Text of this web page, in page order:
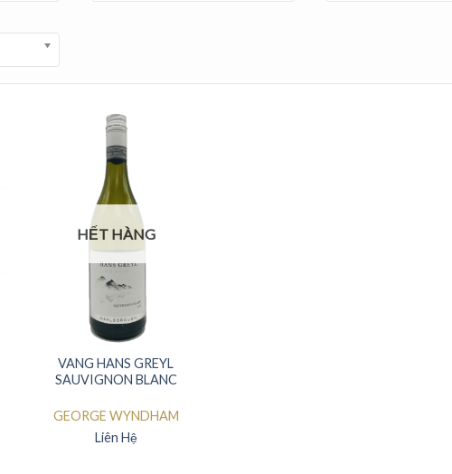
HẾT HÀNG
VANG HANS GREYL
SAUVIGNON BLANC
GEORGE WYNDHAM
Liên Hệ